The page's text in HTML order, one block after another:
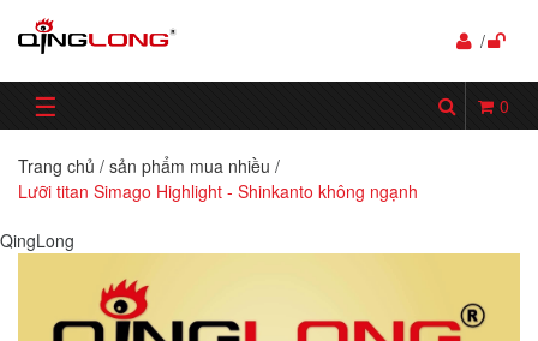
/
☰ 0
Trang chủ / sản phẩm mua nhiều /
Lưỡi titan Simago Highlight - Shinkanto không ngạnh
QingLong